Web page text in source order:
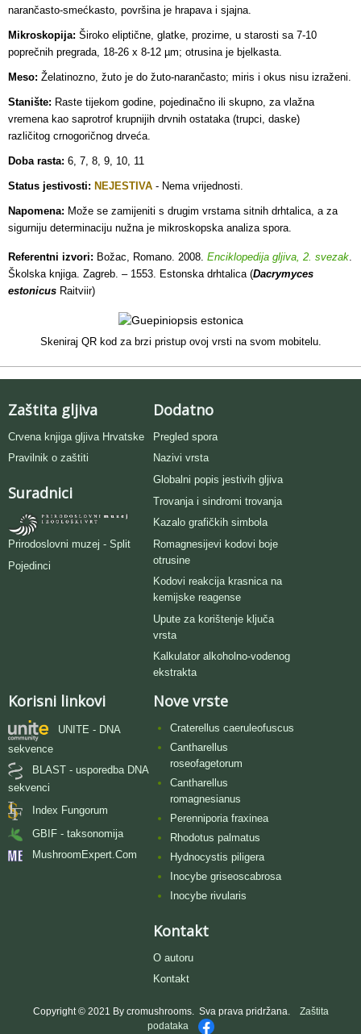
narančasto-smećkasto, površina je hrapava i sjajna.
Mikroskopija: Široko eliptične, glatke, prozirne, u starosti sa 7-10
poprečnih pregrada, 18-26 x 8-12 µm; otrusina je bjelkasta.
Meso: Želatinozno, žuto je do žuto-narančasto; miris i okus nisu izraženi.
Stanište: Raste tijekom godine, pojedinačno ili skupno, za vlažna
vremena kao saprotrof krupnijih drvnih ostataka (trupci, daske)
različitog crnogoričnog drveća.
Doba rasta: 6, 7, 8, 9, 10, 11
Status jestivosti: NEJESTIVA - Nema vrijednosti.
Napomena: Može se zamijeniti s drugim vrstama sitnih drhtalica, a za
sigurniju determinaciju nužna je mikroskopska analiza spora.
Referentni izvori: Božac, Romano. 2008. Enciklopedija gljiva, 2. svezak.
Školska knjiga. Zagreb. – 1553. Estonska drhtalica (Dacrymyces
estonicus Raitviir)
Skeniraj QR kod za brzi pristup ovoj vrsti na svom mobitelu.
Zaštita gljiva
Crvena knjiga gljiva Hrvatske
Pravilnik o zaštiti
Suradnici
Prirodoslovni muzej - Split
Pojedinci
Dodatno
Pregled spora
Nazivi vrsta
Globalni popis jestivih gljiva
Trovanja i sindromi trovanja
Kazalo grafičkih simbola
Romagnesijevi kodovi boje
otrusine
Kodovi reakcija krasnica na
kemijske reagense
Upute za korištenje ključa
vrsta
Kalkulator alkoholno-vodenog
ekstrakta
Korisni linkovi
UNITE - DNA
sekvence
BLAST - usporedba DNA
sekvenci
Index Fungorum
GBIF - taksonomija
MushroomExpert.Com
Nove vrste
Craterellus caeruleofuscus
Cantharellus
roseofagetorum
Cantharellus
romagnesianus
Perenniporia fraxinea
Rhodotus palmatus
Hydnocystis piligera
Inocybe griseoscabrosa
Inocybe rivularis
Kontakt
O autoru
Kontakt
Copyright © 2021 By cromushrooms. Sva prava pridržana. Zaštita
podataka